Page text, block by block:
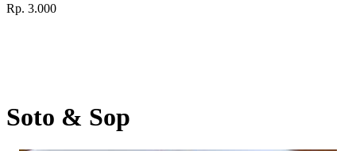
Rp. 3.000
Soto & Sop